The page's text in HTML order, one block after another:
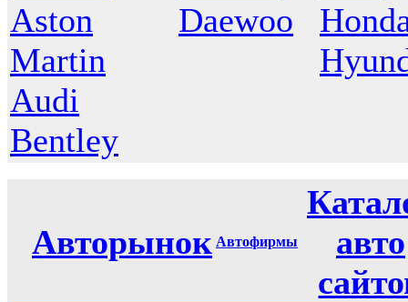
Aston
Martin
Audi
Bentley
Daewoo
Авторынок Автофирмы
авто